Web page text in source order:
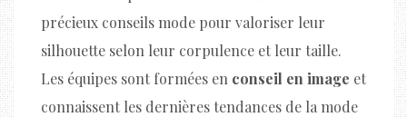
précieux conseils mode pour valoriser leur
silhouette selon leur corpulence et leur taille.
Les équipes sont formées en conseil en image et
connaissent les dernières tendances de la mode